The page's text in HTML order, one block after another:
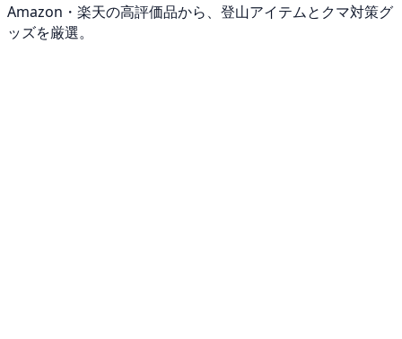
Amazon・楽天の高評価品から、登山アイテムとクマ対策グ
ッズを厳選。